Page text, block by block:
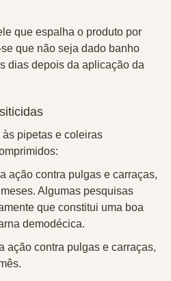
que espalha o produto por
que não seja dado banho
dias depois da aplicação da
pipetas e coleiras
ação contra pulgas e carraças,
Algumas pesquisas
que constitui uma boa
demodécica.
ação contra pulgas e carraças,